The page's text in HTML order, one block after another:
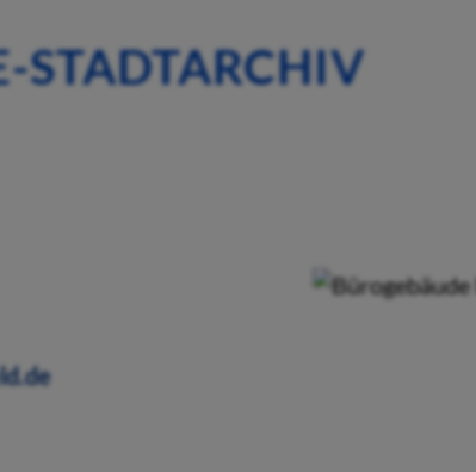
STADTARCHIV